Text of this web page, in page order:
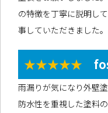
の特徴を丁寧に説明し
事していただきました。
★★★★★
雨漏りが気になり外壁
防水性を重視した塗料